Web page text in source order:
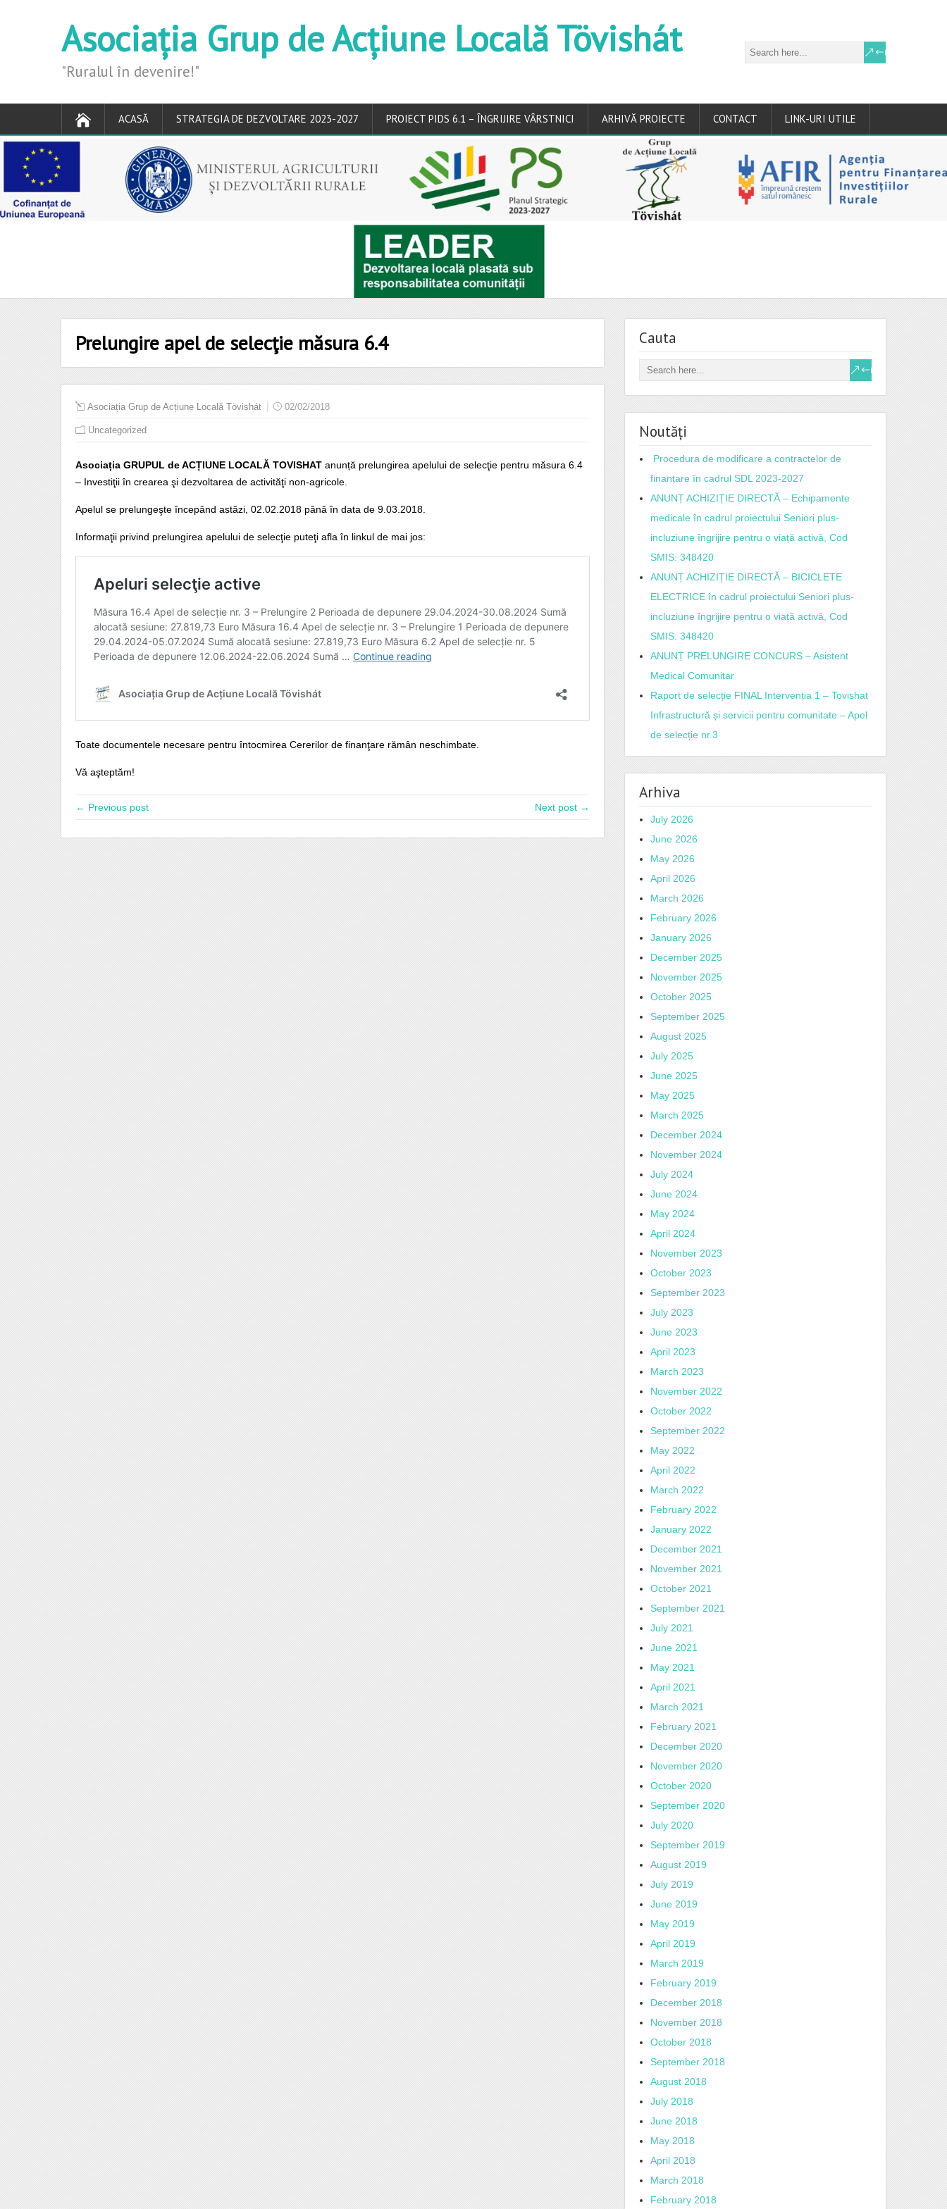
Asociația Grup de Acțiune Locală Tövishát
"Ruralul în devenire!"
ACASĂ STRATEGIA DE DEZVOLTARE 2023-2027 PROIECT PIDS 6.1 – ÎNGRIJIRE VÂRSTNICI ARHIVĂ PROIECTE CONTACT LINK-URI UTILE
Prelungire apel de selecţie măsura 6.4
Asociația Grup de Acțiune Locală Tövishát 02/02/2018
Uncategorized
Asociația GRUPUL de ACȚIUNE LOCALĂ TOVISHAT anunță prelungirea apelului de selecţie pentru măsura 6.4
– Investiţii în crearea şi dezvoltarea de activităţi non-agricole.
Apelul se prelungeşte începând astăzi, 02.02.2018 până în data de 9.03.2018.
Informaţii privind prelungirea apelului de selecţie puteţi afla în linkul de mai jos:
Toate documentele necesare pentru întocmirea Cererilor de finanţare rămân neschimbate.
Vă aşteptăm!
← Previous post Next post →
Cauta
Noutăți
Procedura de modificare a contractelor de
finanțare în cadrul SDL 2023-2027
ANUNȚ ACHIZIȚIE DIRECTĂ – Echipamente
medicale în cadrul proiectului Seniori plus-
incluziune îngrijire pentru o viață activă, Cod
SMIS: 348420
ANUNȚ ACHIZIȚIE DIRECTĂ – BICICLETE
ELECTRICE în cadrul proiectului Seniori plus-
incluziune îngrijire pentru o viață activă, Cod
SMIS: 348420
ANUNȚ PRELUNGIRE CONCURS – Asistent
Medical Comunitar
Raport de selecție FINAL Intervenția 1 – Tovishat
Infrastructură și servicii pentru comunitate – Apel
de selecție nr.3
Arhiva
July 2026
June 2026
May 2026
April 2026
March 2026
February 2026
January 2026
December 2025
November 2025
October 2025
September 2025
August 2025
July 2025
June 2025
May 2025
March 2025
December 2024
November 2024
July 2024
June 2024
May 2024
April 2024
November 2023
October 2023
September 2023
July 2023
June 2023
April 2023
March 2023
November 2022
October 2022
September 2022
May 2022
April 2022
March 2022
February 2022
January 2022
December 2021
November 2021
October 2021
September 2021
July 2021
June 2021
May 2021
April 2021
March 2021
February 2021
December 2020
November 2020
October 2020
September 2020
July 2020
September 2019
August 2019
July 2019
June 2019
May 2019
April 2019
March 2019
February 2019
December 2018
November 2018
October 2018
September 2018
August 2018
July 2018
June 2018
May 2018
April 2018
March 2018
February 2018